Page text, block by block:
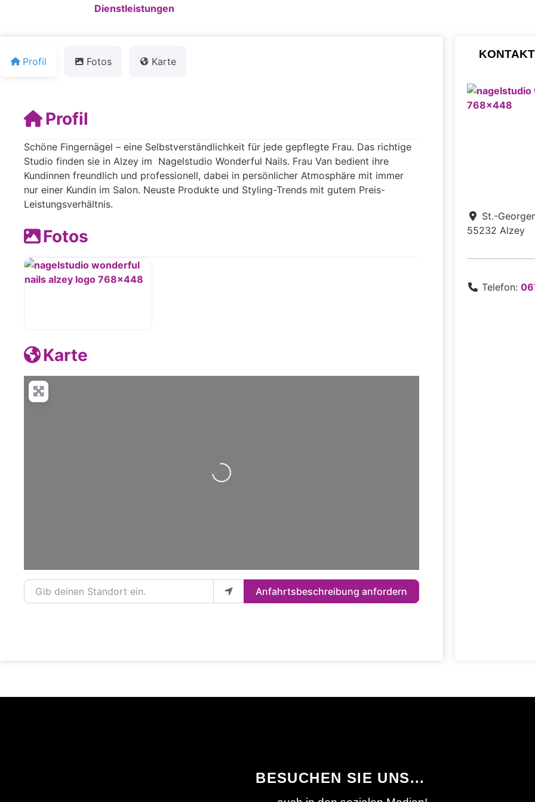
Dienstleistungen
Profil Fotos Karte
Profil
Schöne Fingernägel – eine Selbstverständlichkeit für jede gepflegte Frau. Das richtige
Studio finden sie in Alzey im Nagelstudio Wonderful Nails. Frau Van bedient ihre
Kundinnen freundlich und professionell, dabei in persönlicher Atmosphäre mit immer
nur einer Kundin im Salon. Neuste Produkte und Styling-Trends mit gutem Preis-
Leistungsverhältnis.
Fotos
Karte
Wird geladen …
Gib deinen Standort ein.
Anfahrtsbeschreibung anfordern
St.-
55232 Alzey
Telefon:
BESUCHEN SIE UNS...